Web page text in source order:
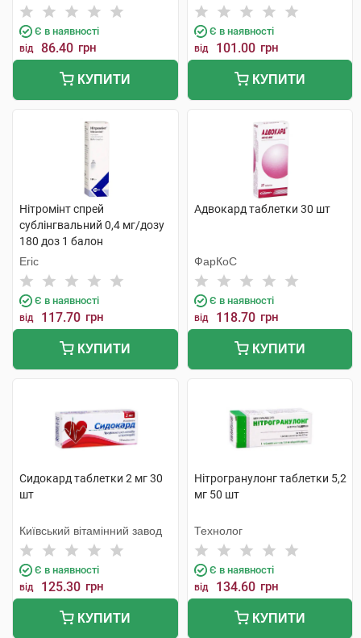
Є в наявності
від 86.40 грн
КУПИТИ
Є в наявності
від 101.00 грн
КУПИТИ
Нітромінт спрей
сублінгвальний 0,4 мг/дозу
180 доз 1 балон
Егіс
Є в наявності
від 117.70 грн
КУПИТИ
Адвокард таблетки 30 шт
ФарКоС
Є в наявності
від 118.70 грн
КУПИТИ
Сидокард таблетки 2 мг 30
шт
Київський вітамінний завод
Є в наявності
від 125.30 грн
КУПИТИ
Нітрогранулонг таблетки 5,2
мг 50 шт
Технолог
Є в наявності
від 134.60 грн
КУПИТИ